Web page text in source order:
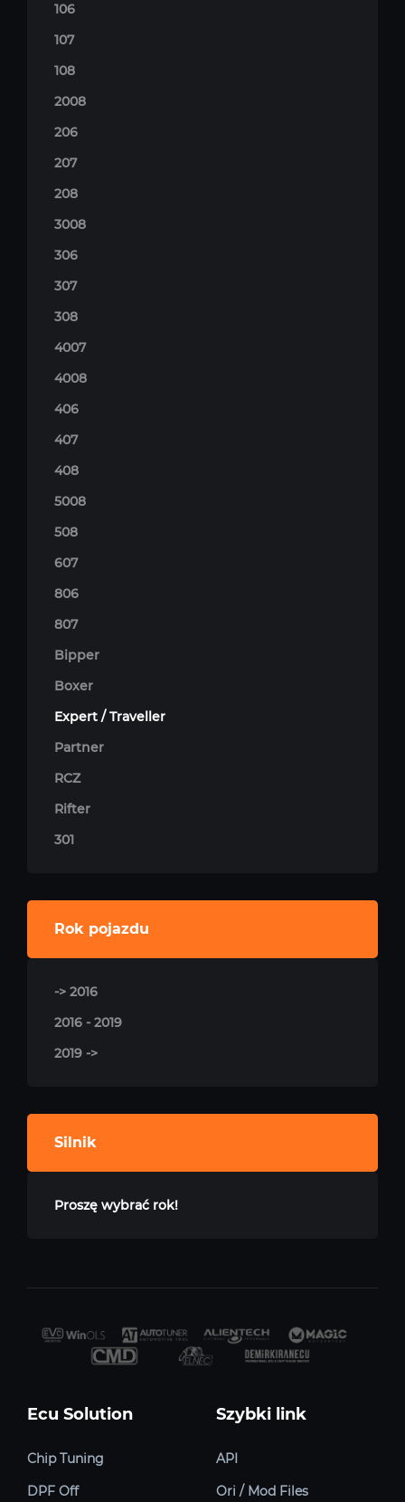
106
107
108
2008
206
207
208
3008
306
307
308
4007
4008
406
407
408
5008
508
607
806
807
Bipper
Boxer
Expert / Traveller
Partner
RCZ
Rifter
301
Rok pojazdu
-> 2016
2016 - 2019
2019 ->
Silnik
Proszę wybrać rok!
Ecu Solution
Chip Tuning
DPF Off
Szybki link
API
Ori / Mod Files